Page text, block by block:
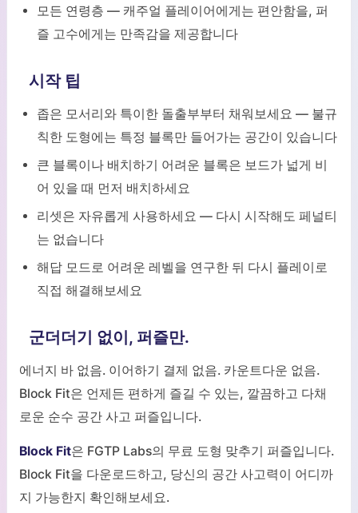
모든 연령층 — 캐주얼 플레이어에게는 편안함을, 퍼
즐 고수에게는 만족감을 제공합니다
시작 팁
좁은 모서리와 특이한 돌출부부터 채워보세요 — 불규
칙한 도형에는 특정 블록만 들어가는 공간이 있습니다
큰 블록이나 배치하기 어려운 블록은 보드가 넓게 비
어 있을 때 먼저 배치하세요
리셋은 자유롭게 사용하세요 — 다시 시작해도 페널티
는 없습니다
해답 모드로 어려운 레벨을 연구한 뒤 다시 플레이로
직접 해결해보세요
군더더기 없이, 퍼즐만.
에너지 바 없음. 이어하기 결제 없음. 카운트다운 없음.
Block Fit은 언제든 편하게 즐길 수 있는, 깔끔하고 다채
로운 순수 공간 사고 퍼즐입니다.
Block Fit은 FGTP Labs의 무료 도형 맞추기 퍼즐입니다.
Block Fit을 다운로드하고, 당신의 공간 사고력이 어디까
지 가능한지 확인해보세요.